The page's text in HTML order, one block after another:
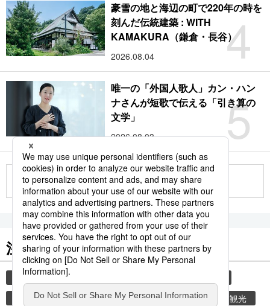
4
豪雪の地と海辺の町で220年の時を
刻んだ伝統建築 : WITH
KAMAKURA（鎌倉・長谷）
2026.08.04
5
唯一の「外国人歌人」カン・ハン
ナさんが短歌で伝える「引き算の
文学」
2026.08.03
もっと見る
注目のキーワード
共同通信ニュース
香辛料
時事通信ニュース 乾物 旅 観光